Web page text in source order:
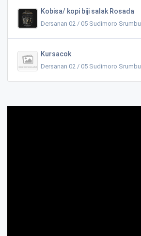
Kobisa/ kopi biji salak Rosada
Dersanan 02 / 05 Sudimoro
Kursacok
Dersanan 02 / 05 Sudimoro